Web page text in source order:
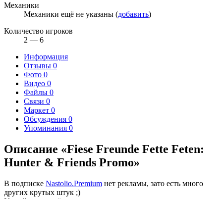
Механики
Механики ещё не указаны (добавить)
Количество игроков
2 — 6
Информация
Отзывы 0
Фото 0
Видео 0
Файлы 0
Связи 0
Маркет 0
Обсуждения 0
Упоминания 0
Описание «Fiese Freunde Fette Feten:
Hunter & Friends Promo»
В подписке Nastolio.Premium нет рекламы, зато есть много
других крутых штук ;)